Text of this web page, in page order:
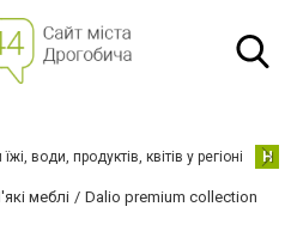
води, продуктів, квітів у регіоні Н
меблі Dalio premium collection